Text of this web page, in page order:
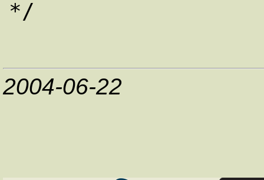
2004-06-22